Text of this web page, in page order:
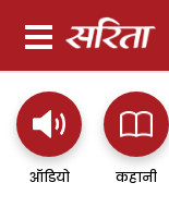
ऑडियो कहानी